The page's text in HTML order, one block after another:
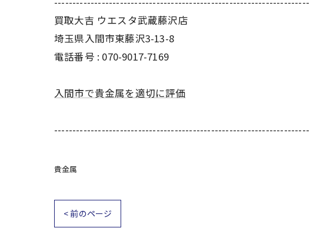
買取大吉 ウエスタ武蔵藤沢店
埼玉県入間市東藤沢3-13-8
電話番号 : 070-9017-7169
入間市で貴金属を適切に評価
----------------------------------------------------------------------
貴金属
< 前のページ